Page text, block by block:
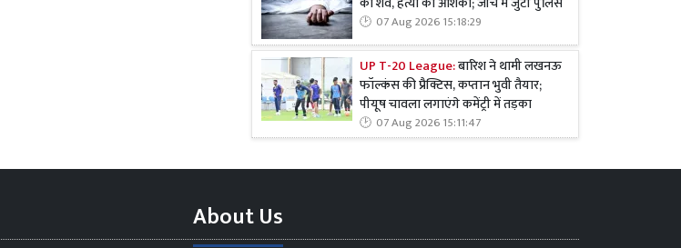
07 Aug 2026 15:18:29
UP T-20 League:बारिश ने थामी लखनऊ
फॉल्कंस की प्रैक्टिस, कप्तान भुवी तैयार;
पीयूष चावला लगाएंगे कमेंट्री में तड़का
07 Aug 2026 15:11:47
About Us